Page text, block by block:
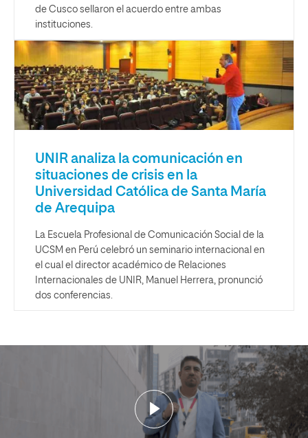
de Cusco sellaron el acuerdo entre ambas
instituciones.
UNIR analiza la comunicación en
situaciones de crisis en la
Universidad Católica de Santa María
de Arequipa
La Escuela Profesional de Comunicación Social de la
UCSM en Perú celebró un seminario internacional en
el cual el director académico de Relaciones
Internacionales de UNIR, Manuel Herrera, pronunció
dos conferencias.